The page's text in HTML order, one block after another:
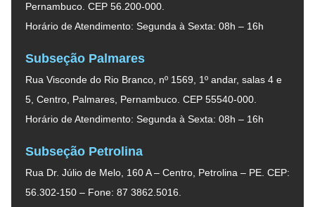
Pernambuco. CEP 56.200-000.
Horário de Atendimento: Segunda à Sexta: 08h – 16h
Subseção Palmares
Rua Visconde do Rio Branco, nº 1569, 1º andar, salas 4 e
5, Centro, Palmares, Pernambuco. CEP 55540-000.
Horário de Atendimento: Segunda à Sexta: 08h – 16h
Subseção Petrolina
Rua Dr. Júlio de Melo, 160 A – Centro, Petrolina – PE. CEP:
56.302-150 – Fone: 87 3862.5016.